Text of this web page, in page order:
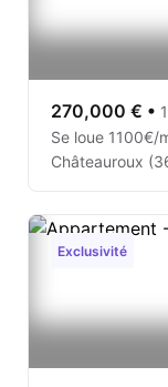
270,000 € •
Se loue 1100€/
Châteauroux
Exclusivité